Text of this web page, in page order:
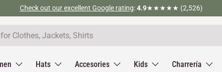
Check out our excellent Google rating:4.9★★★★★ (2,526)
Hats Accesories Kids Charrería